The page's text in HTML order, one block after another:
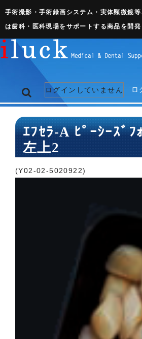
手術撮影・手術録画システム・実体顕微鏡等
は歯科・医科現場をサポートする商品を開発
ログインしていません ロ
トップページ
ネット販売ページ
歯科関連機器
ｴﾌｾﾗ-A ﾋﾟｰｼｰｽﾞﾌ
左上2
(Y02-02-5020922)